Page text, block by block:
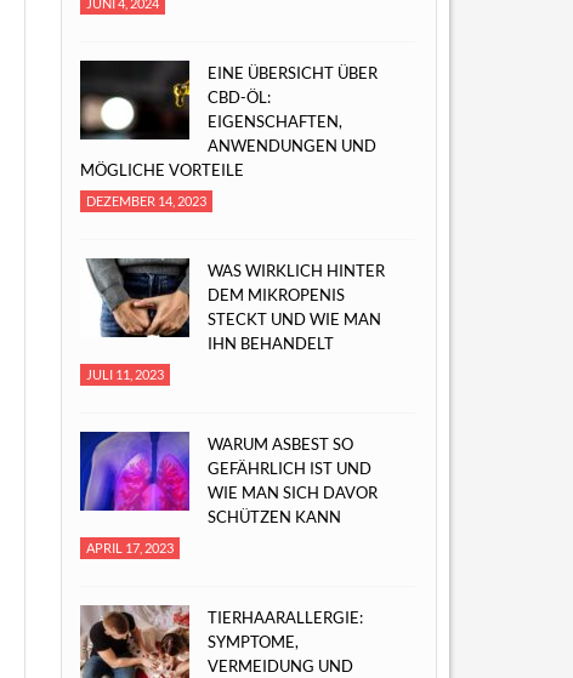
EINE ÜBERSICHT ÜBER
CBD-ÖL:
EIGENSCHAFTEN,
ANWENDUNGEN UND
MÖGLICHE VORTEILE
DEZEMBER 14, 2023
WAS WIRKLICH HINTER
DEM MIKROPENIS
STECKT UND WIE MAN
IHN BEHANDELT
JULI 11, 2023
WARUM ASBEST SO
GEFÄHRLICH IST UND
WIE MAN SICH DAVOR
SCHÜTZEN KANN
APRIL 17, 2023
TIERHAARALLERGIE:
SYMPTOME,
VERMEIDUNG UND